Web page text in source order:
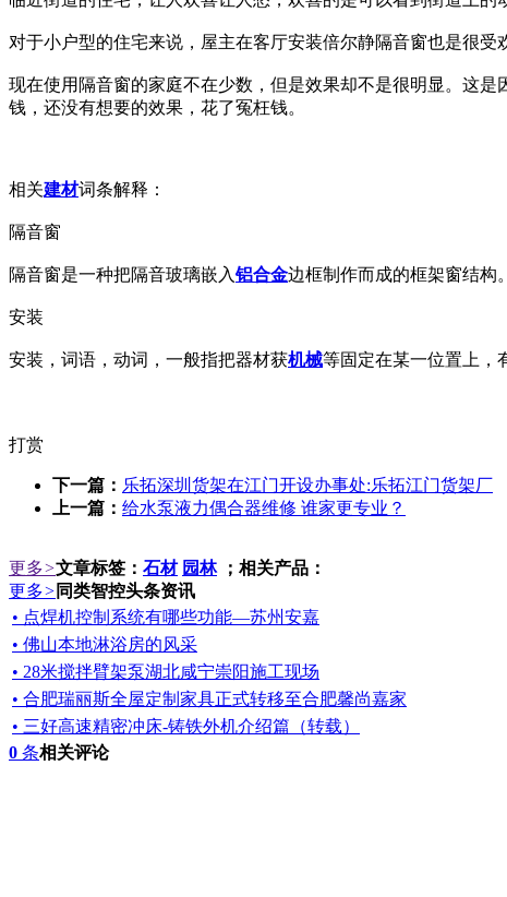
对于小户型的住宅来说，屋主在客厅安装倍尔静隔音窗也是很
现在使用隔音窗的家庭不在少数，但是效果却不是很明显。这
钱，还没有想要的效果，花了冤枉钱。
相关建材词条解释：
隔音窗
隔音窗是一种把隔音玻璃嵌入铝合金边框制作而成的框架窗结构
安装
安装，词语，动词，一般指把器材获机械等固定在某一位置上，
打赏
下一篇： 乐拓深圳货架在江门开设办事处:乐拓江门货架厂
上一篇： 给水泵液力偶合器维修 谁家更专业？
更多>文章标签： 石材 园林；相关产品：
更多> 同类智控头条资讯
• 点焊机控制系统有哪些功能—苏州安嘉
• 佛山本地淋浴房的风采
• 28米搅拌臂架泵湖北咸宁崇阳施工现场
• 合肥瑞丽斯全屋定制家具正式转移至合肥馨尚嘉家
• 三好高速精密冲床-铸铁外机介绍篇（转载）
0 条相关评论